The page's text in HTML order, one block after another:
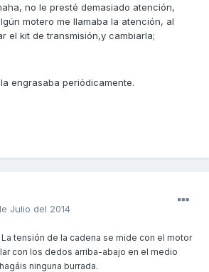
no le presté demasiado atención,
motero me llamaba la atención, al
el kit de transmisión,y cambiarla;
engrasaba periódicamente.
Julio del 2014
La tensión de la cadena se mide con el motor
con los dedos arriba-abajo en el medio
ninguna burrada.